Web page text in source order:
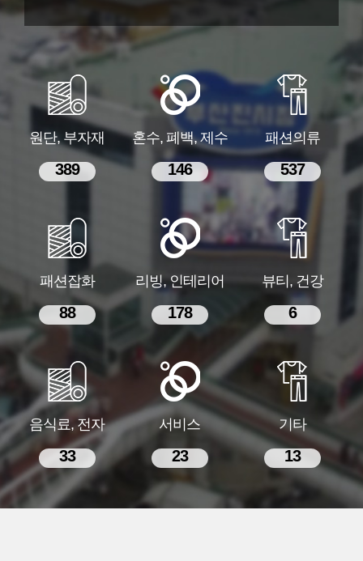
원단, 부자재
389
혼수, 폐백, 제수
146
패션의류
537
패션잡화
88
리빙, 인테리어
178
뷰티, 건강
6
음식료, 전자
33
서비스
23
기타
13